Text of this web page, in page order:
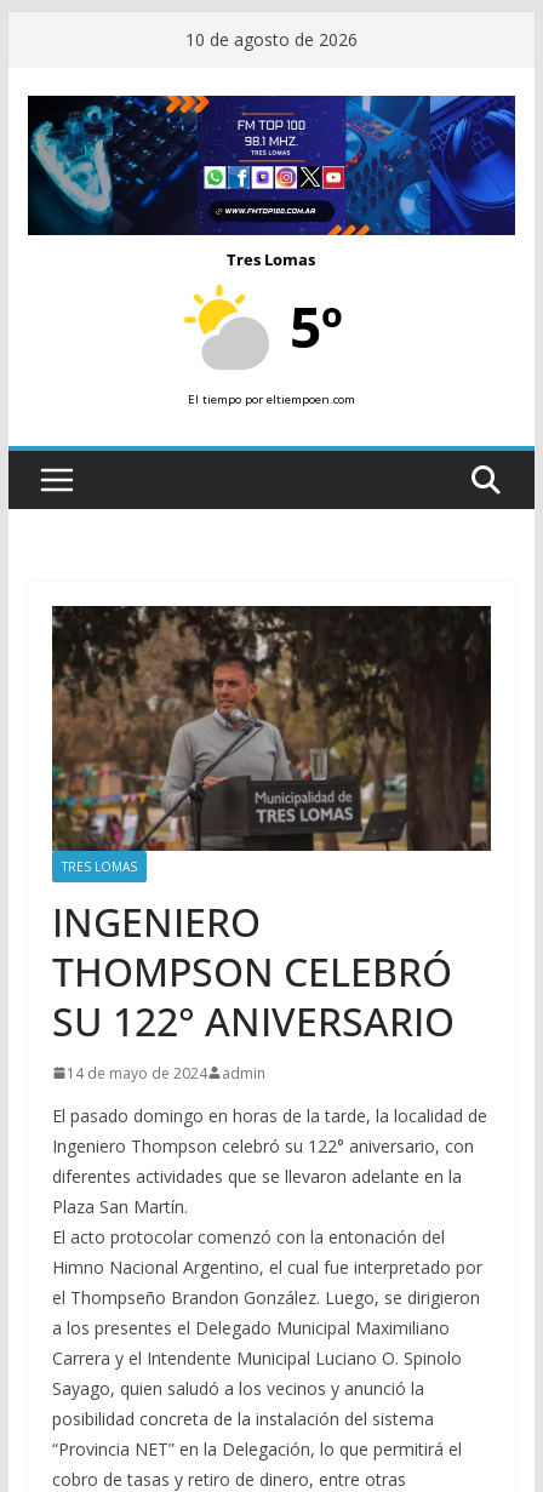
contenido
10 de agosto de 2026
Tres Lomas
5º
El tiempopor eltiempoen.com
TRES LOMAS
INGENIERO
THOMPSON CELEBRÓ
SU 122° ANIVERSARIO
14 de mayo de 2024 admin
El pasado domingo en horas de la tarde, la localidad de
Ingeniero Thompson celebró su 122° aniversario, con
diferentes actividades que se llevaron adelante en la
Plaza San Martín.
El acto protocolar comenzó con la entonación del
Himno Nacional Argentino, el cual fue interpretado por
el Thompseño Brandon González. Luego, se dirigieron
a los presentes el Delegado Municipal Maximiliano
Carrera y el Intendente Municipal Luciano O. Spinolo
Sayago, quien saludó a los vecinos y anunció la
posibilidad concreta de la instalación del sistema
“Provincia NET” en la Delegación, lo que permitirá el
cobro de tasas y retiro de dinero, entre otras